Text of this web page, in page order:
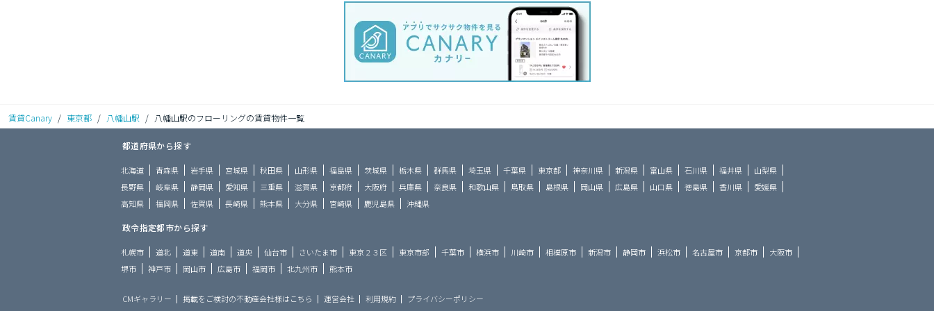
賃貸Canary / 東京都 / 八幡山駅 / 八幡山駅のフローリングの賃貸物件一覧
都道府県から探す
北海道 青森県 岩手県 宮城県 秋田県 山形県 福島県 茨城県 栃木県 群馬県 埼玉県 千葉県 東京都 神奈川県 新潟県 富山県 石川県 福井県
山梨県
長野県
岐阜県 静岡県 愛知県 三重県 滋賀県 京都府 大阪府 兵庫県 奈良県 和歌山県 鳥取県 島根県 岡山県 広島県 山口県 徳島県 香川県
愛媛県
高知県
福岡県 佐賀県 長崎県 熊本県 大分県 宮崎県 鹿児島県 沖縄県
政令指定都市から探す
札幌市 道北 道東 道南 道央 仙台市 さいたま市 東京２３区 東京市部 千葉市 横浜市 川崎市 相模原市 新潟市 静岡市 浜松市 名古屋市 京都市
大阪市
堺市
神戸市 岡山市 広島市 福岡市 北九州市 熊本市
CMギャラリー 掲載をご検討の不動産会社様はこちら 運営会社 利用規約 プライバシーポリシー